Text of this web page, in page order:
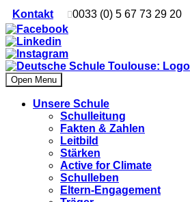
Kontakt 0033 (0) 5 67 73 29 20
Open Menu
Unsere Schule
Schulleitung
Fakten & Zahlen
Leitbild
Stärken
Active for Climate
Schulleben
Eltern-Engagement